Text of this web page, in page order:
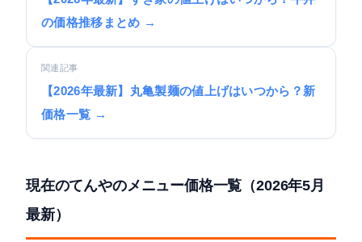
の価格推移まとめ →
関連記事
【2026年最新】丸亀製麺の値上げはいつから？新
価格一覧 →
現在のてんやのメニュー価格一覧（2026年5月
最新）